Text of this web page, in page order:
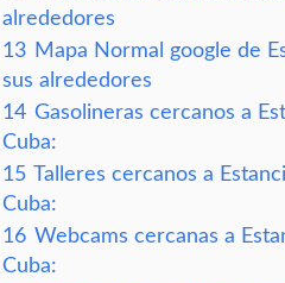
alrededores
13 Mapa Normal google de
sus alrededores
14 Gasolineras cercanos a
Cuba:
15 Talleres cercanos a
Cuba:
16 Webcams cercanas a
Cuba: